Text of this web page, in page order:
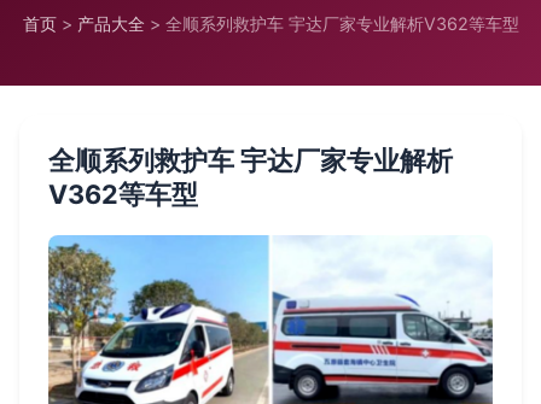
首页 > 产品大全 > 全顺系列救护车 宇达厂家专业解析V362等车型
全顺系列救护车 宇达厂家专业解析
V362等车型